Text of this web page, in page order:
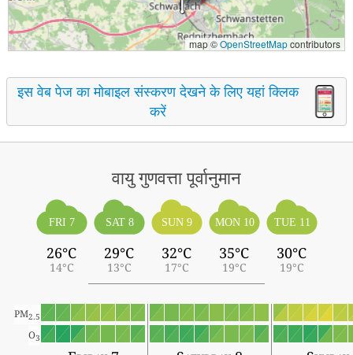
map ©OpenStreetMapcontributors
इस वेब पेज का मोबाइल संस्करण देखने के लिए यहां क्लिक
करें
वायु गुणवत्ता पूर्वानुमान
FRI 7
26°C
14°C
SAT 8
29°C
13°C
SUN 9
32°C
17°C
MON 10
35°C
19°C
TUE 11
30°C
19°C
PM2.5
O3